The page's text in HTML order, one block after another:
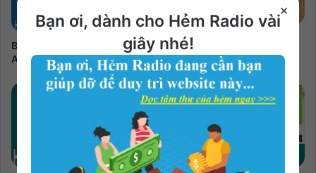
Bé Đỏ | Cú Heo & Bỉ Ngạn Hoa
Audio | Bản Full 3 phần
Cư Kỉnh | Hồ Biểu Chánh
Audio | Bản Full
×
Bạn ơi, dành cho Hẻm Radio vài
giây nhé!